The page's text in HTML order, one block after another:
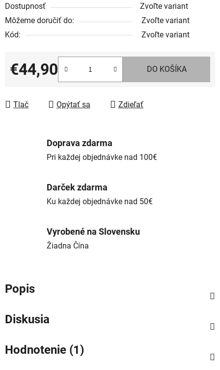
Dostupnosť
Zvoľte variant
Môžeme doručiť do:
Zvoľte variant
Kód:
Zvoľte variant
€44,90
Jednotková cena:
DO KOŠÍKA
Tlač Opýtať sa Zdieľať
Doprava zdarma
Pri každej objednávke nad 100€
Darček zdarma
Ku každej objednávke nad 50€
Vyrobené na Slovensku
Žiadna Čína
Popis
Diskusia
Hodnotenie (1)